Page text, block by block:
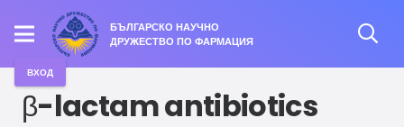
БЪЛГАРСКО НАУЧНО
ДРУЖЕСТВО ПО ФАРМАЦИЯ
ВХОД
β-lactam antibiotics